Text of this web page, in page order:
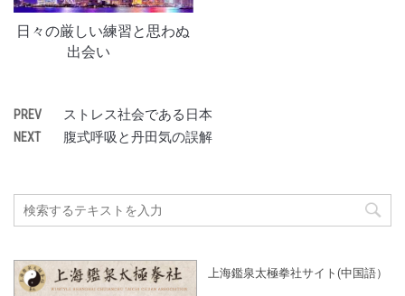
日々の厳しい練習と思わぬ
出会い
PREV ストレス社会である日本
NEXT 腹式呼吸と丹田気の誤解
上海鑑泉太極拳社サイト(中国語）